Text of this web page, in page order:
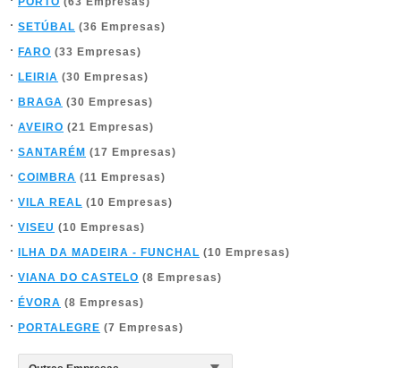
SETÚBAL (36 Empresas)
FARO (33 Empresas)
LEIRIA (30 Empresas)
BRAGA (30 Empresas)
AVEIRO (21 Empresas)
SANTARÉM (17 Empresas)
COIMBRA (11 Empresas)
VILA REAL (10 Empresas)
VISEU (10 Empresas)
ILHA DA MADEIRA - FUNCHAL (10 Empresas)
VIANA DO CASTELO (8 Empresas)
ÉVORA (8 Empresas)
PORTALEGRE (7 Empresas)